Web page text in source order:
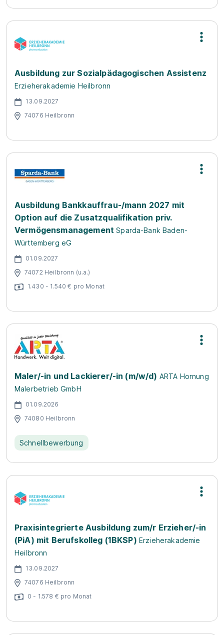
Ausbildung zur Sozialpädagogischen Assistenz
Erzieherakademie Heilbronn
13.09.2027
74076 Heilbronn
Ausbildung Bankkauffrau-/mann 2027 mit
Option auf die Zusatzqualifikation priv.
Vermögensmanagement Sparda-Bank Baden-
Württemberg eG
01.09.2027
74072 Heilbronn (u.a.)
1.430 - 1.540 € pro Monat
Maler/-in und Lackierer/-in (m/w/d) ARTA Hornung
Malerbetrieb GmbH
01.09.2026
74080 Heilbronn
Schnellbewerbung
Praxisintegrierte Ausbildung zum/r Erzieher/-in
(PiA) mit Berufskolleg (1BKSP) Erzieherakademie
Heilbronn
13.09.2027
74076 Heilbronn
0 - 1.578 € pro Monat